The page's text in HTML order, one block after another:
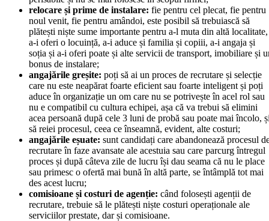
relocare și prime de instalare: fie pentru cel plecat, fie pentru
noul venit, fie pentru amândoi, este posibil să trebuiască să
plătești niște sume importante pentru a-l muta din altă localitate,
a-i oferi o locuință, a-i aduce și familia și copiii, a-i angaja și
soția și a-i oferi poate și alte servicii de transport, imobiliare și
bonus de instalare;
angajările greșite: poți să ai un proces de recrutare și selecție
care nu este neapărat foarte eficient sau foarte inteligent și poți
aduce în organizație un om care nu se potrivește în acel rol sau
nu e compatibil cu cultura echipei, așa că va trebui să elimini
acea persoană după cele 3 luni de probă sau poate mai încolo,
să reiei procesul, ceea ce înseamnă, evident, alte costuri;
angajările eșuate: sunt candidați care abandonează procesul
recrutare în faze avansate ale acestuia sau care parcurg întregul
proces și după câteva zile de lucru își dau seama că nu le place
sau primesc o ofertă mai bună în altă parte, se întâmplă tot mai
des acest lucru;
comisioane și costuri de agenție: când folosești agenții de
recrutare, trebuie să le plătești niște costuri operaționale ale
serviciilor prestate, dar și comisioane.